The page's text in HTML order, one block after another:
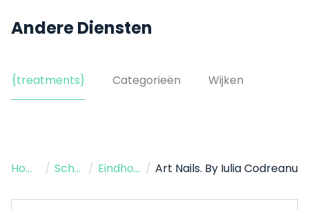
Andere Diensten
{treatments} Categorieën Wijken
Home / Schoonheidssalon / Eindhoven / Art Nails. By Iulia Codreanu